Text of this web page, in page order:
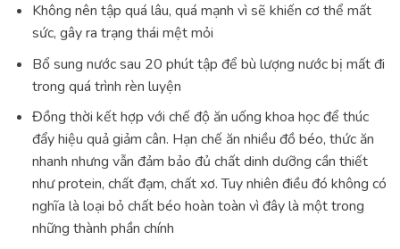
Không nên tập quá lâu, quá mạnh vì sẽ khiến cơ thể mất
sức, gây ra trạng thái mệt mỏi
Bổ sung nước sau 20 phút tập để bù lượng nước bị mất đi
trong quá trình rèn luyện
Đồng thời kết hợp với chế độ ăn uống khoa học để thúc
đẩy hiệu quả giảm cân. Hạn chế ăn nhiều đồ béo, thức ăn
nhanh nhưng vẫn đảm bảo đủ chất dinh dưỡng cần thiết
như protein, chất đạm, chất xơ. Tuy nhiên điều đó không có
nghĩa là loại bỏ chất béo hoàn toàn vì đây là một trong
những thành phần chính